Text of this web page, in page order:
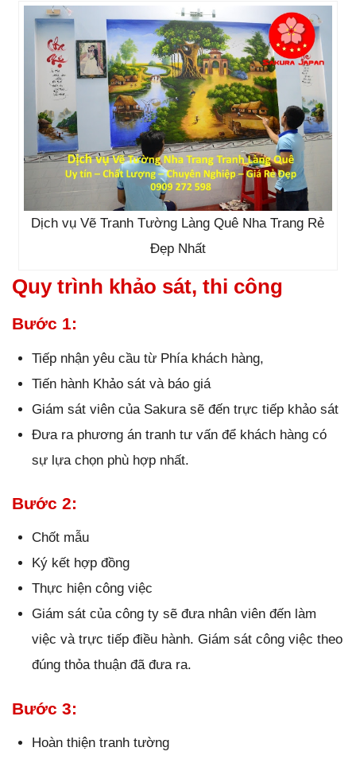
Dịch vụ Vẽ Tranh Tường Làng Quê Nha Trang Rẻ
Đẹp Nhất
Quy trình khảo sát, thi công
Bước 1:
Tiếp nhận yêu cầu từ Phía khách hàng,
Tiến hành Khảo sát và báo giá
Giám sát viên của Sakura sẽ đến trực tiếp khảo sát
Đưa ra phương án tranh tư vấn để khách hàng có
sự lựa chọn phù hợp nhất.
Bước 2:
Chốt mẫu
Ký kết hợp đồng
Thực hiện công việc
Giám sát của công ty sẽ đưa nhân viên đến làm
việc và trực tiếp điều hành. Giám sát công việc theo
đúng thỏa thuận đã đưa ra.
Bước 3:
Hoàn thiện tranh tường